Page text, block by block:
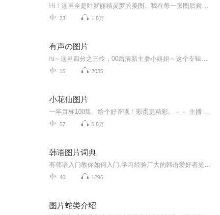
23 1.8万
有声の图片
15 2035
小花仙图片
57 5.8万
韩语图片词典
40 1296
图片蛇类介绍